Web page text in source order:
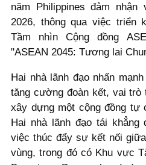
năm Philippines đảm
2026, thông qua việc triển
Tầm nhìn Cộng đồng
"ASEAN 2045: Tương lai
Hai nhà lãnh đạo nhấn
tăng cường đoàn kết, vai trò
xây dựng một cộng đồng tự
Hai nhà lãnh đạo tái khẳng
việc thúc đẩy sự kết nối
vùng, trong đó có Khu vực